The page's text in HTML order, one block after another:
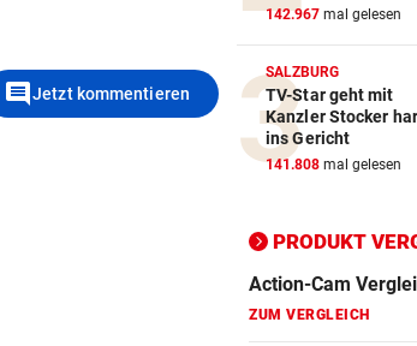
commentJetzt kommentieren
142.967 mal gelesen
SALZBURG
TV-Star geht mit
Kanzler Stocker
ins Gericht
141.808 mal gelesen
PRODUKT
Crosstrainer
E-Bike Vergleich
ZUM VERGLEICH
Ergometer
ZUM VERGLEICH